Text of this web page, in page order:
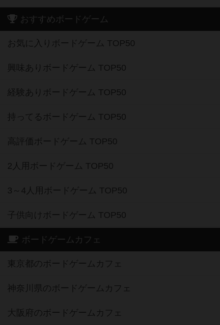
おすすめボードゲーム
お気に入りボードゲーム TOP50
興味ありボードゲーム TOP50
経験ありボードゲーム TOP50
持ってるボードゲーム TOP50
高評価ボードゲーム TOP50
2人用ボードゲーム TOP50
3～4人用ボードゲーム TOP50
子供向けボードゲーム TOP50
ボードゲームカフェ
東京都のボードゲームカフェ
神奈川県のボードゲームカフェ
大阪府のボードゲームカフェ